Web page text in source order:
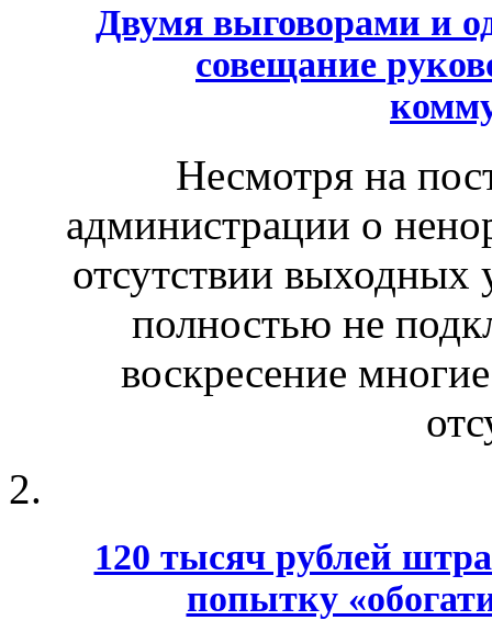
Двумя выговорами и
совещание
Несмотря на
администрации о
отсутствии
полностью не
воскресение
120 тысяч рублей
попытку